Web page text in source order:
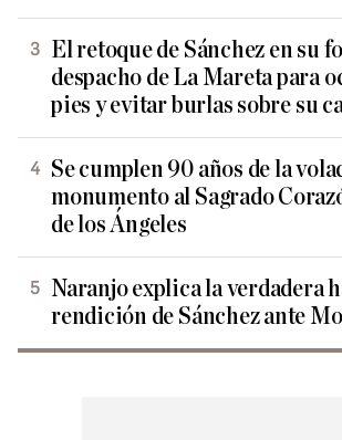
El retoque de Sánchez en su
despacho de La Mareta para
pies y evitar burlas sobre su
Se cumplen 90 años de la
monumento al Sagrado
de los Ángeles
Naranjo explica la verdadera
rendición de Sánchez ante